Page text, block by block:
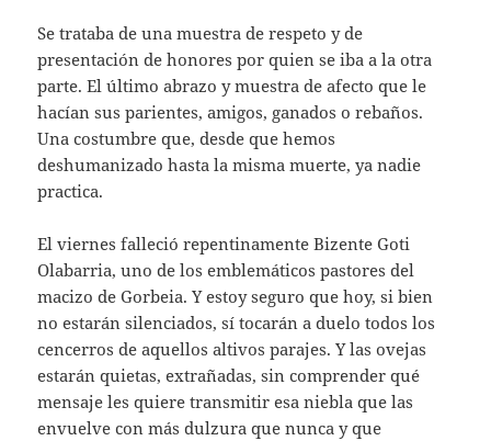
Se trataba de una muestra de respeto y de
presentación de honores por quien se iba a la otra
parte. El último abrazo y muestra de afecto que le
hacían sus parientes, amigos, ganados o rebaños.
Una costumbre que, desde que hemos
deshumanizado hasta la misma muerte, ya nadie
practica.
El viernes falleció repentinamente Bizente Goti
Olabarria, uno de los emblemáticos pastores del
macizo de Gorbeia. Y estoy seguro que hoy, si bien
no estarán silenciados, sí tocarán a duelo todos los
cencerros de aquellos altivos parajes. Y las ovejas
estarán quietas, extrañadas, sin comprender qué
mensaje les quiere transmitir esa niebla que las
envuelve con más dulzura que nunca y que